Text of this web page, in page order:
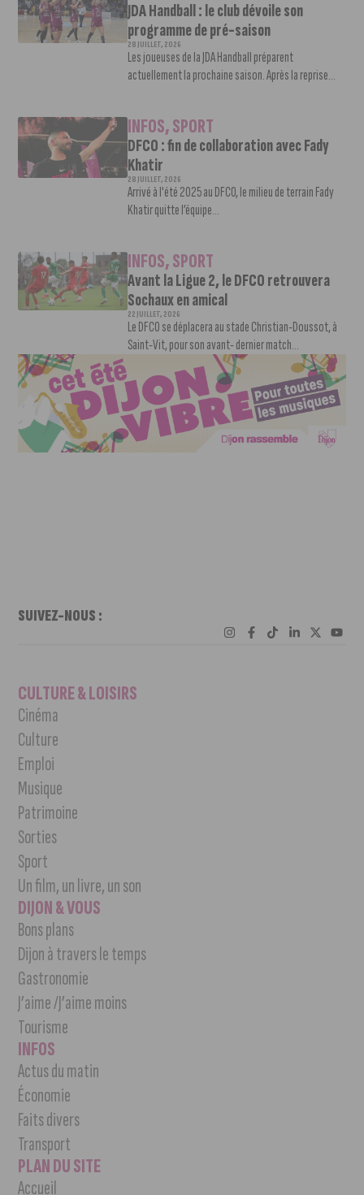
JDA Handball : le club dévoile son
programme de pré-saison
28 JUILLET, 2026
Les joueuses de la JDA Handball préparent
actuellement la prochaine saison. Après la reprise...
INFOS,SPORT
DFCO : fin de collaboration avec Fady
Khatir
28 JUILLET, 2026
Arrivé à l'été 2025 au DFCO, le milieu de terrain Fady
Khatir quitte l’équipe...
INFOS,SPORT
Avant la Ligue 2, le DFCO retrouvera
Sochaux en amical
22 JUILLET, 2026
Le DFCO se déplacera au stade Christian-Doussot, à
Saint-Vit, pour son avant- dernier match...
SUIVEZ-NOUS :
CULTURE & LOISIRS
Cinéma
Culture
Emploi
Musique
Patrimoine
Sorties
Sport
Un film, un livre, un son
DIJON & VOUS
Bons plans
Dijon à travers le temps
Gastronomie
J’aime /J’aime moins
Tourisme
INFOS
Actus du matin
Économie
Faits divers
Transport
PLAN DU SITE
Accueil